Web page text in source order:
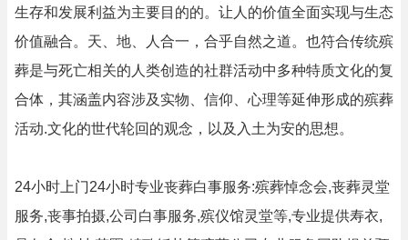
生存和发展利益为主要目的的。让人的价值全面实现与生态
价值融合。天、地、人合一，合乎自然之道。也符合传统殡
葬是与死亡相关的人类创造的社群活动中多种特质文化的复
合体，其涵盖内容涉及实物、信仰、心理等延伸形成的殡葬
活动.文化的世代轮回的观念，以及入土为安的思想。
24小时上门24小时专业丧葬白事服务:殡葬悼念会,丧葬灵堂
服务,丧事拍摄,公司白事服务,殡仪馆灵堂等,专业提供寿衣,